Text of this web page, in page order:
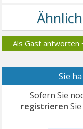
Als Gast antworten
Sie
Sofern Sie
registrieren